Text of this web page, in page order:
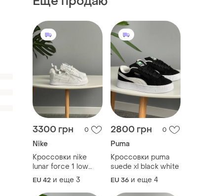
3300 грн 0
Nike
Кроссовки nike
lunar force 1 low
acronym
EU 42 и еще 3
2800 грн 0
Puma
Кроссовки puma
suede xl black white
EU 36 и еще 4